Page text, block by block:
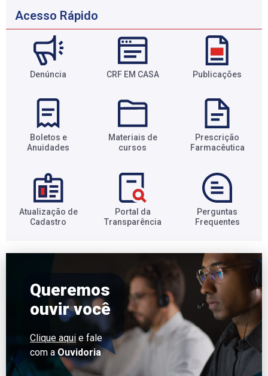
Acesso Rápido
Denúncia CRF EM CASA Publicações
Boletos e
Anuidades​
Materiais de
cursos​
Prescrição
Farmacêutica​
Atualização de
Cadastro​
Portal da
Transparência​
Perguntas
Frequentes​
Queremos
ouvir você
Clique aqui e fale
com aOuvidoria